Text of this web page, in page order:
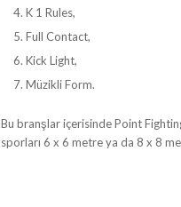
K 1 Rules,
Full Contact,
Kick Light,
Müzikli Form.
Bu branşlar içerisinde Point
sporları 6 x 6 metre ya da 8 x 8